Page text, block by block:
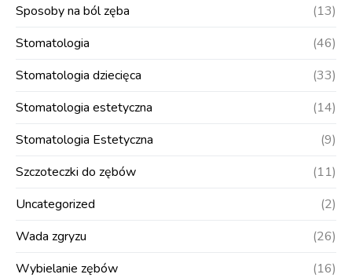
Sposoby na ból zęba
(13)
Stomatologia
(46)
Stomatologia dziecięca
(33)
Stomatologia estetyczna
(14)
Stomatologia Estetyczna
(9)
Szczoteczki do zębów
(11)
Uncategorized
(2)
Wada zgryzu
(26)
Wybielanie zębów
(16)